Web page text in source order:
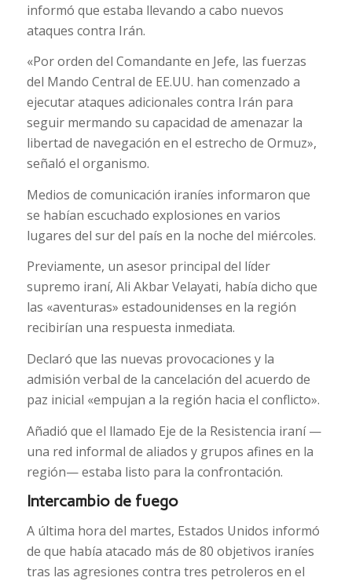
informó que estaba llevando a cabo nuevos
ataques contra Irán.
«Por orden del Comandante en Jefe, las fuerzas
del Mando Central de EE.UU. han comenzado a
ejecutar ataques adicionales contra Irán para
seguir mermando su capacidad de amenazar la
libertad de navegación en el estrecho de Ormuz»,
señaló el organismo.
Medios de comunicación iraníes informaron que
se habían escuchado explosiones en varios
lugares del sur del país en la noche del miércoles.
Previamente, un asesor principal del líder
supremo iraní, Ali Akbar Velayati, había dicho que
las «aventuras» estadounidenses en la región
recibirían una respuesta inmediata.
Declaró que las nuevas provocaciones y la
admisión verbal de la cancelación del acuerdo de
paz inicial «empujan a la región hacia el conflicto».
Añadió que el llamado Eje de la Resistencia iraní —
una red informal de aliados y grupos afines en la
región— estaba listo para la confrontación.
Intercambio de fuego
A última hora del martes, Estados Unidos informó
de que había atacado más de 80 objetivos iraníes
tras las agresiones contra tres petroleros en el